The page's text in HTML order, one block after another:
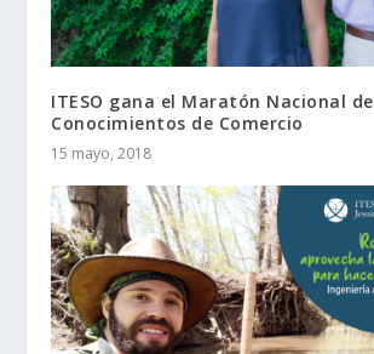
ITESO gana el Maratón Nacional de
Conocimientos de Comercio
15 mayo, 2018